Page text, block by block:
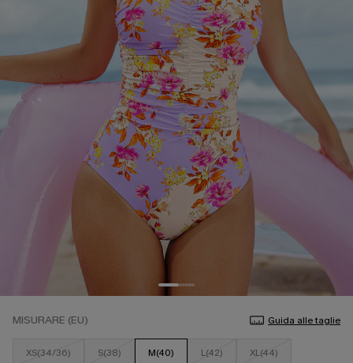
MISURARE (EU) Guida alle taglie
XS(34/36) S(38) M(40) L(42) XL(44)